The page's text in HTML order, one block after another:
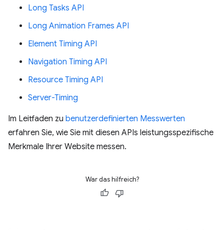
Long Tasks API
Long Animation Frames API
Element Timing API
Navigation Timing API
Resource Timing API
Server-Timing
Im Leitfaden zu benutzerdefinierten Messwerten
erfahren Sie, wie Sie mit diesen APIs leistungsspezifische
Merkmale Ihrer Website messen.
War das hilfreich?